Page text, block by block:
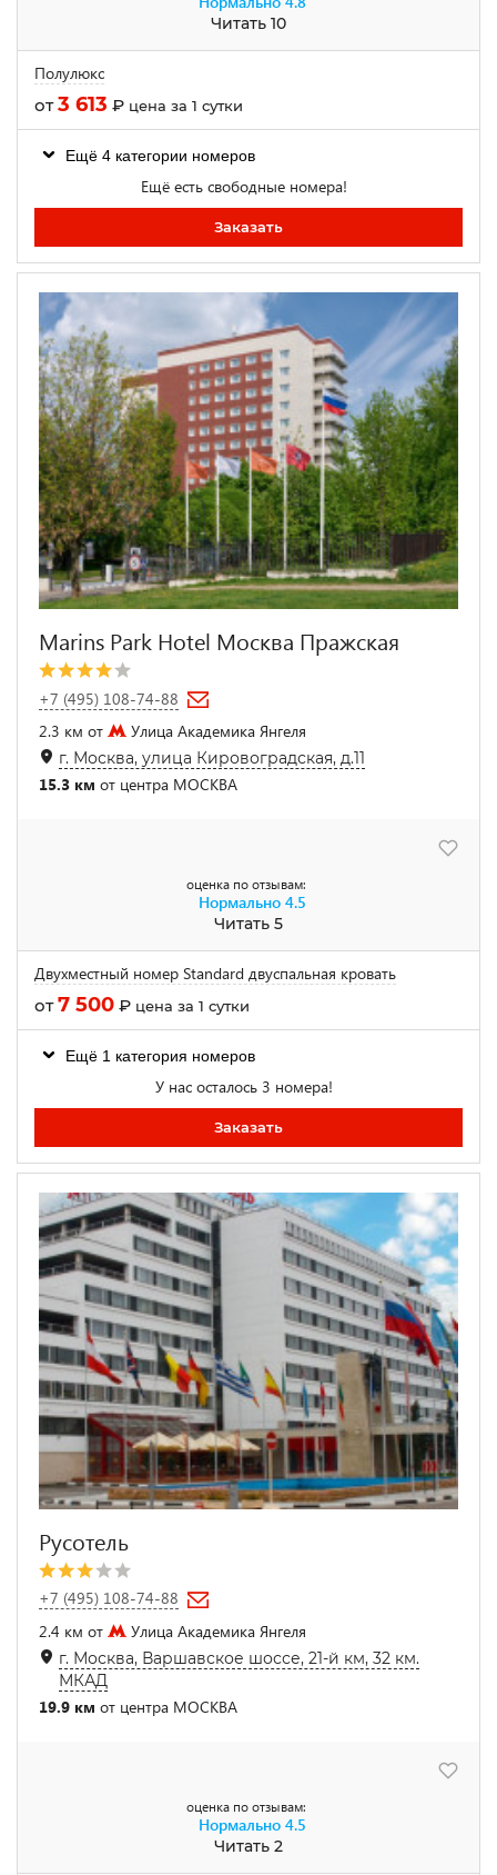
Читать 10
Полулюкс
от3 613 ₽ цена за 1 сутки
Ещё 4 категории номеров
Ещё есть свободные номера!
Заказать
Marins Park Hotel Москва Пражская
+7 (495) 108-74-88
2.3 км от
Улица Академика Янгеля
г. Москва, улица Кировоградская, д.11
15.3 км от центра МОСКВА
оценка по отзывам:
Нормально 4.5
Читать 5
Двухместный номер Standard двуспальная кровать
от7 500 ₽ цена за 1 сутки
Ещё 1 категория номеров
У нас осталось 3 номера!
Заказать
Русотель
+7 (495) 108-74-88
2.4 км от
Улица Академика Янгеля
г. Москва, Варшавское шоссе, 21-й км, 32 км.
МКАД
19.9 км от центра МОСКВА
оценка по отзывам:
Нормально 4.5
Читать 2